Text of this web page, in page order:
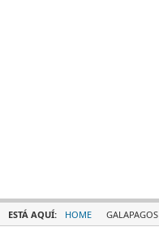
ESTÁ AQUÍ: HOME GALAPAGOS